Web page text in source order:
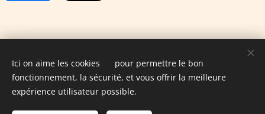
Charline Tremblay - Praticienne Holistique | © 2026
Ici on aime les cookies 🍪 pour permettre le bon
fonctionnement, la sécurité, et vous offrir la meilleure
expérience utilisateur possible.